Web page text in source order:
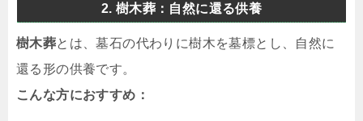
2. 樹木葬：自然に還る供養
樹木葬とは、墓石の代わりに樹木を墓標とし、自然に
還る形の供養です。
こんな方におすすめ：